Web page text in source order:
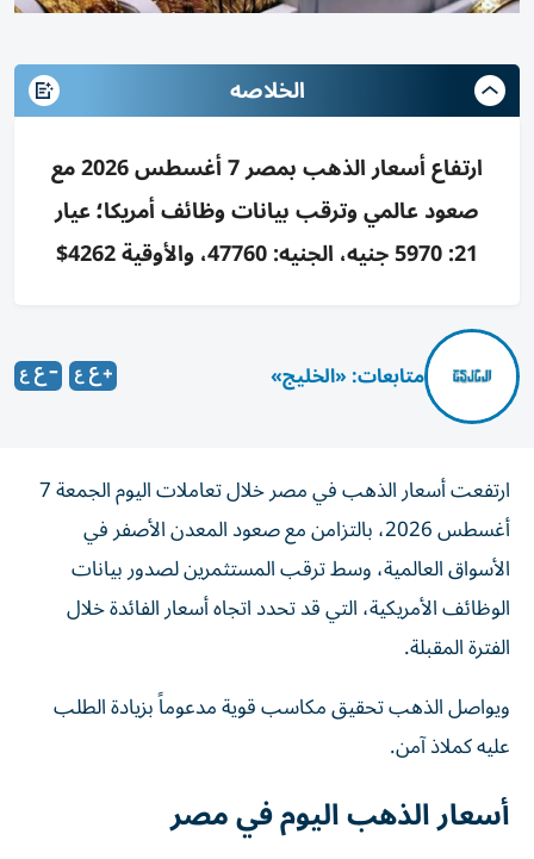
الخلاصه
ارتفاع أسعار الذهب بمصر 7 أغسطس 2026 مع
صعود عالمي وترقب بيانات وظائف أمريكا؛ عيار
21: 5970 جنيه، الجنيه: 47760، والأوقية 4262$
متابعات: «الخليج»
ارتفعت أسعار الذهب في مصر خلال تعاملات اليوم الجمعة 7
أغسطس 2026، بالتزامن مع صعود المعدن الأصفر في
الأسواق العالمية، وسط ترقب المستثمرين لصدور بيانات
الوظائف الأمريكية، التي قد تحدد اتجاه أسعار الفائدة خلال
الفترة المقبلة.
ويواصل الذهب تحقيق مكاسب قوية مدعوماً بزيادة الطلب
عليه كملاذ آمن.
أسعار الذهب اليوم في مصر